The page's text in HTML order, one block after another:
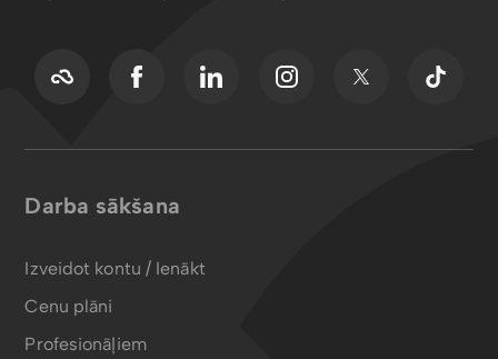
Darba sākšana
Izveidot kontu / Ienākt
Cenu plāni
Profesionāļiem